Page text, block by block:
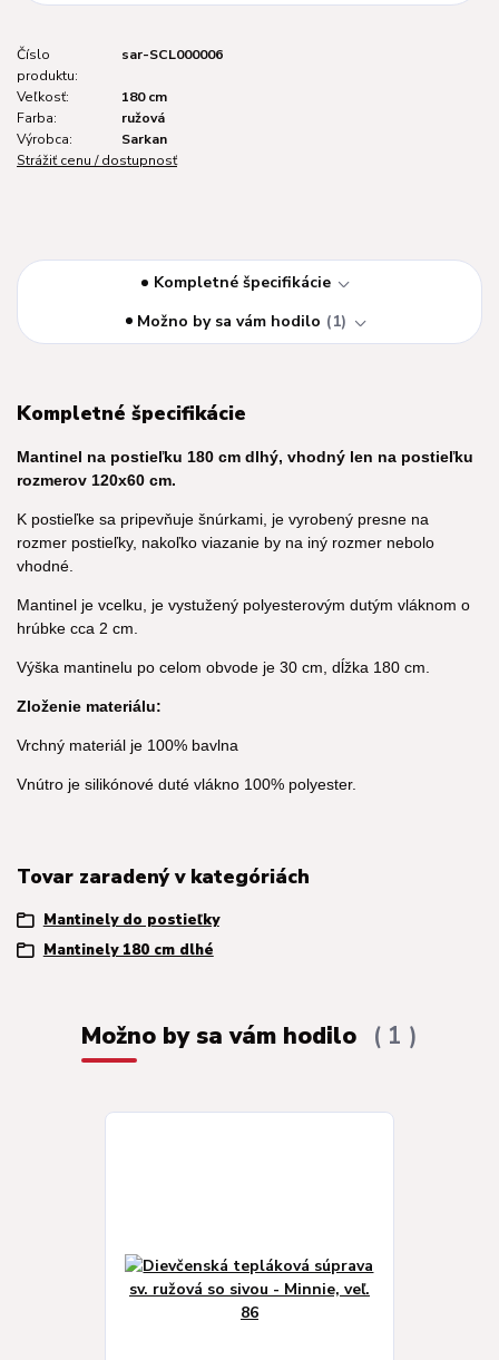
Číslo
produktu:
sar-SCL000006
Veľkosť:
180 cm
Farba:
ružová
Výrobca:
Sarkan
Strážiť cenu / dostupnosť
Kompletné špecifikácie
Možno by sa vám hodilo
1
Kompletné špecifikácie
Mantinel na postieľku 180 cm dlhý, vhodný len na postieľku
rozmerov 120x60 cm.
K postieľke sa pripevňuje šnúrkami, je vyrobený presne na
rozmer postieľky, nakoľko viazanie by na iný rozmer nebolo
vhodné.
Mantinel je vcelku, je vystužený polyesterovým dutým vláknom o
hrúbke cca 2 cm.
Výška mantinelu po celom obvode je 30 cm, dĺžka 180 cm.
Zloženie materiálu:
Vrchný materiál je 100% bavlna
Vnútro je silikónové duté vlákno 100% polyester.
Tovar zaradený v kategóriách
Mantinely do postieľky
Mantinely 180 cm dlhé
Možno by sa vám hodilo 1